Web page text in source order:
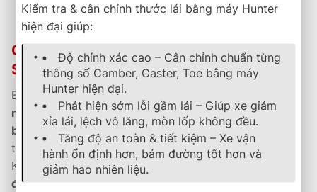
Êm ái – bền bỉ – sang trọng chuẩn Michelin toàn cầu.
Chính Sách Bảo Hành & Hậu Mãi Tại B-
Select Thành Phát
B-Select Thành Phát cam kết
năm
theo tiêu chuẩn Michelin, hỗ trợkích hoạt phiếu
bảo hành điện tử nhanh chóng và lưu trữ thông tin
trực tuyến tiện lợi.
Khách hàng đượctư vấn kỹ thuật tận tâm
định kỳ miễn phívàhướng dẫn sử dụng đúng cách
Kiểm tra & cân chỉnh thước lái bằng máy Hunter
hiện đại giúp:
Độ chính xác cao – Cân chỉnh chuẩn từng
thông số Camber, Caster, Toe bằng máy
Hunter hiện đại.
Phát hiện sớm lỗi gầm lái – Giúp xe giảm
xỉa lái, lệch vô lăng, mòn lốp không đều.
Tăng độ an toàn & tiết kiệm – Xe vận
hành ổn định hơn, bám đường tốt hơn và
giảm hao nhiên liệu.